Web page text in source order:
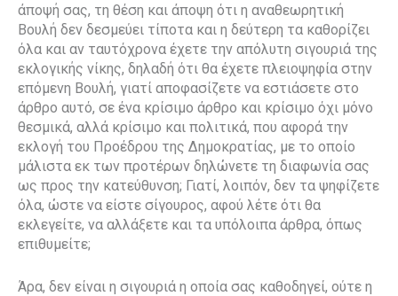
άποψή σας, τη θέση και άποψη ότι η αναθεωρητική
Βουλή δεν δεσμεύει τίποτα και η δεύτερη τα καθορίζει
όλα και αν ταυτόχρονα έχετε την απόλυτη σιγουριά της
εκλογικής νίκης, δηλαδή ότι θα έχετε πλειοψηφία στην
επόμενη Βουλή, γιατί αποφασίζετε να εστιάσετε στο
άρθρο αυτό, σε ένα κρίσιμο άρθρο και κρίσιμο όχι μόνο
θεσμικά, αλλά κρίσιμο και πολιτικά, που αφορά την
εκλογή του Προέδρου της Δημοκρατίας, με το οποίο
μάλιστα εκ των προτέρων δηλώνετε τη διαφωνία σας
ως προς την κατεύθυνση; Γιατί, λοιπόν, δεν τα ψηφίζετε
όλα, ώστε να είστε σίγουρος, αφού λέτε ότι θα
εκλεγείτε, να αλλάξετε και τα υπόλοιπα άρθρα, όπως
επιθυμείτε;
Άρα, δεν είναι η σιγουριά η οποία σας καθοδηγεί, ούτε η